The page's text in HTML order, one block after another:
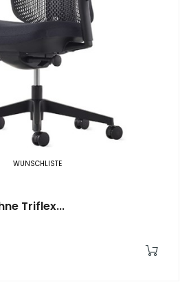
WUNSCHLISTE
Triflex...